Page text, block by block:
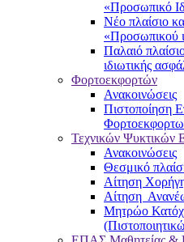
«Προσωπικό
Νέο πλαίσιο
«Προσωπικού
Παλαιό
ιδιωτικής
Φορτοεκφορτών
Ανακοινώσεις
Πιστοποίηση
Τεχνικών Ψυκτικών
Ανακοινώσεις
Θεσμικό
Αίτηση
Αίτηση
Μητρώο